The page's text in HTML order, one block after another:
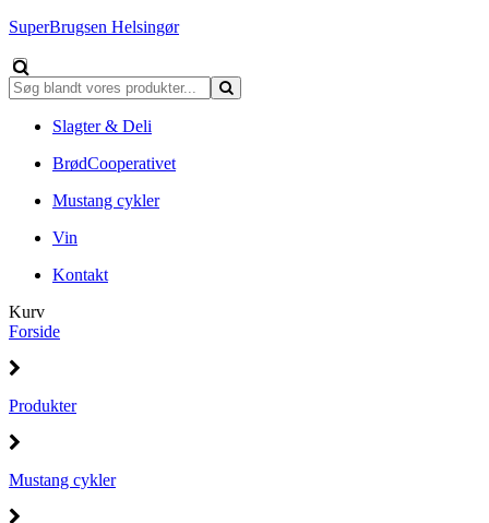
SuperBrugsen Helsingør
Slagter & Deli
BrødCooperativet
Mustang cykler
Vin
Kontakt
Kurv
Forside
Produkter
Mustang cykler